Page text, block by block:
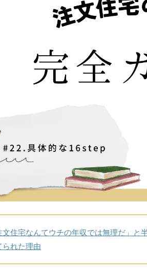
文住宅なんてウチの年収では無理だ」
られた理由